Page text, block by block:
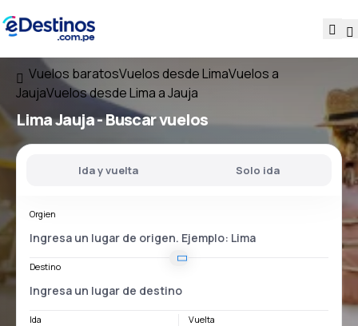
Vuelos baratosVuelos desde LimaVuelos a
JaujaVuelos desde Lima a Jauja
Lima Jauja- Buscar vuelos
Ida y vuelta Solo ida
Orgien
Destino
Ida Vuelta